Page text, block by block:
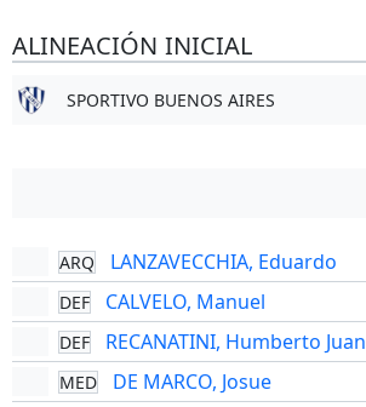
ALINEACIÓN INICIAL
SPORTIVO BUENOS AIRES
ARQ LANZAVECCHIA, Eduardo
DEF CALVELO, Manuel
DEF RECANATINI, Humberto Juan
MED DE MARCO, Josue